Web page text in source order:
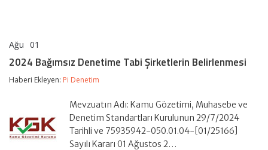
Ağu 01
Denetime
Tabi
Şirketlerin
2024 Bağımsız Denetime Tabi Şirketlerin Belirlenmesi
Haberi Ekleyen: Pi Denetim
Mevzuatın Adı: Kamu Gözetimi, Muhasebe ve
Denetim Standartları Kurulunun 29/7/2024
Tarihli ve 75935942-050.01.04-[01/25166]
Sayılı Kararı 01 Ağustos 2…